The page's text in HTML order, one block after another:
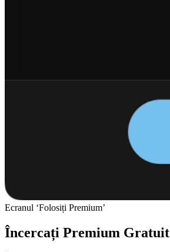
Ecranul ‘Folosiți Premium’
Încercați Premium Gratuit